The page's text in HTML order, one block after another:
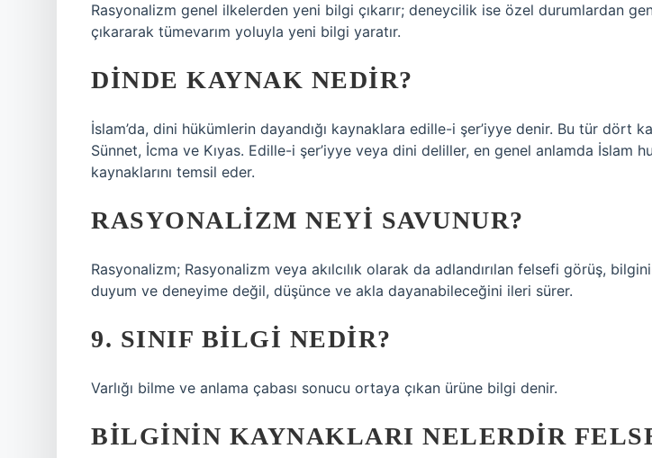
Rasyonalizm genel ilkelerden yeni bilgi çıkarır; deneycilik ise özel durumlardan
çıkararak tümevarım yoluyla yeni bilgi yaratır.
DINDE KAYNAK NEDIR?
İslam’da, dini hükümlerin dayandığı kaynaklara edille-i şer’iyye denir. Bu tür dört
Sünnet, İcma ve Kıyas. Edille-i şer’iyye veya dini deliller, en genel anlamda İslam
kaynaklarını temsil eder.
RASYONALIZM NEYI SAVUNUR?
Rasyonalizm; Rasyonalizm veya akılcılık olarak da adlandırılan felsefi görüş,
duyum ve deneyime değil, düşünce ve akla dayanabileceğini ileri sürer.
9. SINIF BILGI NEDIR?
Varlığı bilme ve anlama çabası sonucu ortaya çıkan ürüne bilgi denir.
BILGININ KAYNAKLARI NELERDIR